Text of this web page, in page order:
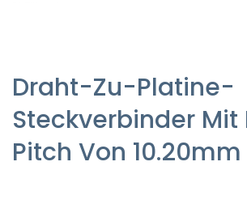
Draht-Zu-Platine-
Steckverbinder Mit
Pitch Von 10.20mm